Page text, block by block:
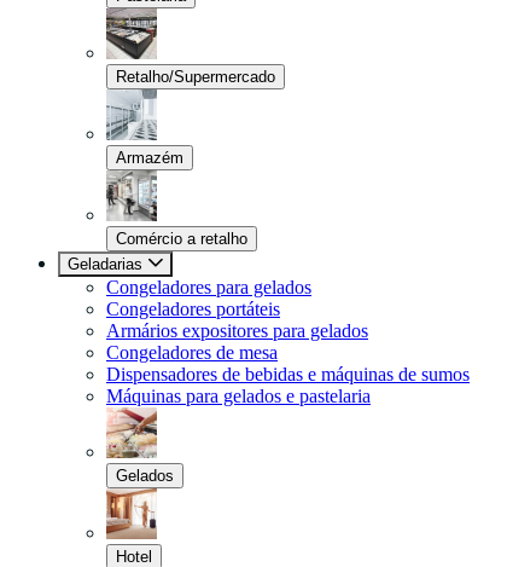
Retalho/Supermercado
Armazém
Comércio a retalho
Geladarias
Congeladores para gelados
Congeladores portáteis
Armários expositores para gelados
Congeladores de mesa
Dispensadores de bebidas e máquinas de sumos
Máquinas para gelados e pastelaria
Gelados
Hotel